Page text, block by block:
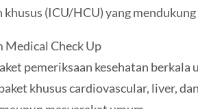
khusus (ICU/HCU) yang
Medical Check Up
pemeriksaan kesehatan
khusus cardiovascular, liver,